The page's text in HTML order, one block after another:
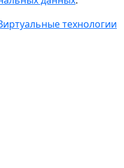
технологии